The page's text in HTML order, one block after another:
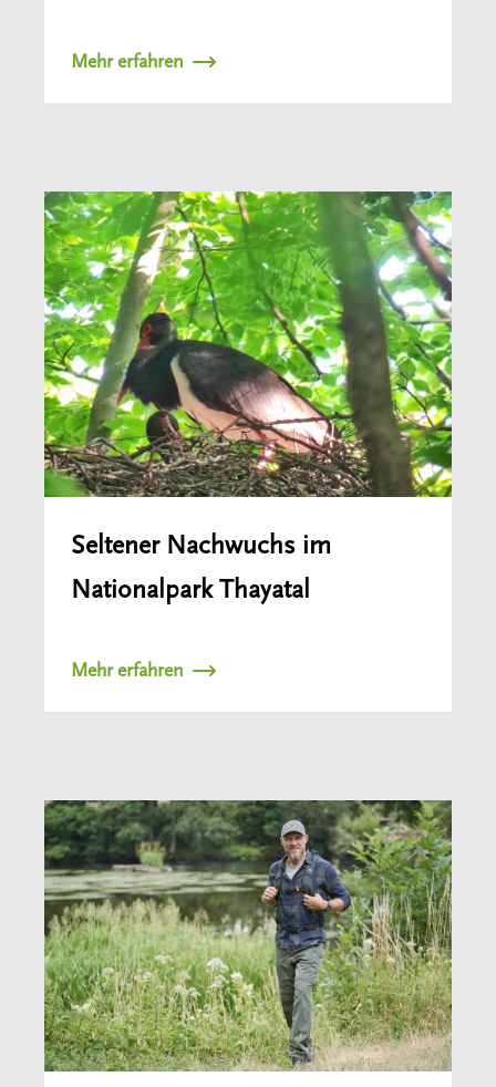
Mehr erfahren
Seltener Nachwuchs im
Nationalpark Thayatal
Mehr erfahren